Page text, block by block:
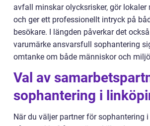
avfall minskar olycksrisker, gör lokaler
och ger ett professionellt intryck på
besökare. I längden påverkar det
varumärke ansvarsfull sophantering
omtanke om både människor och
Val av
sophantering i
När du väljer partner för sophantering